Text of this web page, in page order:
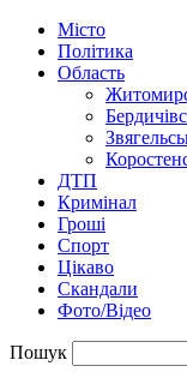
Місто
Політика
Область
ДТП
Кримінал
Гроші
Спорт
Цікаво
Скандали
Фото/Відео
Пошук